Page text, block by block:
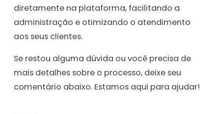
diretamente na plataforma, facilitando a
administração e otimizando o atendimento
aos seus clientes.
Se restou alguma dúvida ou você precisa de
mais detalhes sobre o processo, deixe seu
comentário abaixo. Estamos aqui para ajudar!